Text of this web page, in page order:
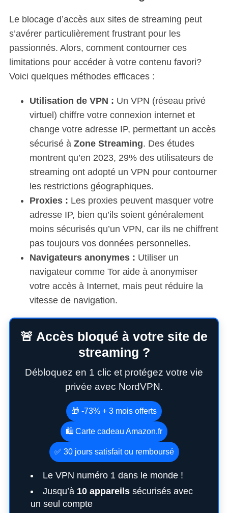
Le blocage d’accès aux sites de streaming peut
s’avérer particulièrement frustrant pour les
passionnés. Alors, comment contourner ces
limitations pour accéder à votre contenu favori?
Voici quelques méthodes efficaces :
Utilisation de VPN : Un VPN (réseau privé
virtuel) chiffre votre connexion internet et
change votre adresse IP, permettant un accès
sécurisé à Zone Streaming. Des études
montrent qu’en 2023, 29% des utilisateurs de
streaming ont adopté un VPN pour contourner
les restrictions géographiques.
Proxies : Les proxies peuvent masquer votre
adresse IP, bien qu’ils soient généralement
moins sécurisés qu’un VPN, car ils ne chiffrent
pas toujours vos données personnelles.
Navigateurs anonymes : Utiliser un
navigateur comme Tor aide à anonymiser
votre accès à Internet, mais peut réduire la
vitesse de navigation.
🚨 Accès bloqué à votre site de
streaming ?
Débloquez en 1 clic et protégez votre vie
privée avec NordVPN.
🎁 -73% + 3 mois offerts
🛍️ Carte cadeau Amazon.fr
✅ 30 jours satisfait ou remboursé
Le VPN numéro 1 dans le monde !
Jusqu’à 10 appareilssécurisés avec
un seul compte